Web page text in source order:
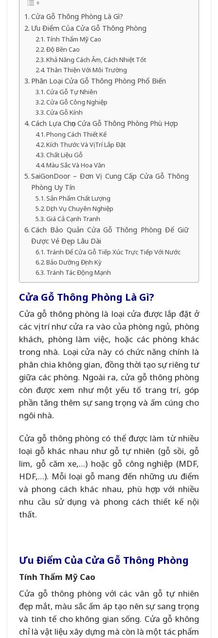
Cửa Gỗ Thông Phòng Là Gì?
Ưu Điểm Của Cửa Gỗ Thông Phòng
Tính Thẩm Mỹ Cao
Độ Bền Cao
Khả Năng Cách Âm, Cách Nhiệt Tốt
Thân Thiện Với Môi Trường
Phân Loại Cửa Gỗ Thông Phòng Phổ Biến
Cửa Gỗ Tự Nhiên
Cửa Gỗ Công Nghiệp
Cửa Gỗ Kính
Cách Lựa Chọn Cửa Gỗ Thông Phòng Phù Hợp
Phong Cách Thiết Kế
Kích Thước Và Vị Trí Lắp Đặt
Chất Liệu Gỗ
Màu Sắc Và Hoa Văn
SaiGonDoor – Đơn Vị Cung Cấp Cửa Gỗ Thông
Phòng Uy Tín
Sản Phẩm Chất Lượng
Dịch Vụ Chuyên Nghiệp
Giá Cả Cạnh Tranh
Cách Bảo Quản Cửa Gỗ Thông Phòng Để Giữ
Được Vẻ Đẹp Lâu Dài
Tránh Để Cửa Gỗ Tiếp Xúc Trực Tiếp Với Nước
Bảo Dưỡng Định Kỳ
Tránh Tác Động Mạnh
Cửa Gỗ Thông Phòng Là Gì?
Cửa gỗ thông phòng là loại cửa được lắp đặt ở
các vị trí như cửa ra vào của phòng ngủ, phòng
khách, phòng làm việc, hoặc các phòng khác
trong nhà. Loại cửa này có chức năng chính là
phân chia không gian, đồng thời tạo sự riêng tư
giữa các phòng. Ngoài ra, cửa gỗ thông phòng
còn được xem như một yếu tố trang trí, góp
phần tăng thêm sự sang trọng và ấm cúng cho
ngôi nhà.
Cửa gỗ thông phòng có thể được làm từ nhiều
loại gỗ khác nhau như gỗ tự nhiên (gỗ sồi, gỗ
lim, gỗ căm xe,…) hoặc gỗ công nghiệp (MDF,
HDF,…). Mỗi loại gỗ mang đến những ưu điểm
và phong cách khác nhau, phù hợp với nhiều
nhu cầu sử dụng và phong cách thiết kế nội
thất.
Ưu Điểm Của Cửa Gỗ Thông Phòng
Tính Thẩm Mỹ Cao
Cửa gỗ thông phòng với các vân gỗ tự nhiên
đẹp mắt, màu sắc ấm áp tạo nên sự sang trọng
và tinh tế cho không gian sống. Cửa gỗ không
chỉ là vật liệu xây dựng mà còn là một tác phẩm